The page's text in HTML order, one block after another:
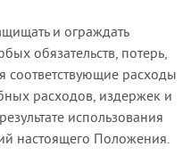
и ограждать
обязательств, потерь,
соответствующие расходы
расходов, издержек и
использования
настоящего Положения.